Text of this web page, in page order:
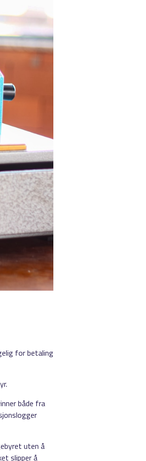
for betaling
både fra
uten å
slipper å